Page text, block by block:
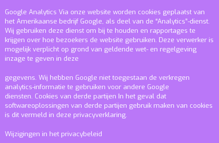
Google Analytics Via onze website worden cookies geplaatst van
het Amerikaanse bedrijf Google, als deel van de “Analytics”-dienst.
Wij gebruiken deze dienst om bij te houden en rapportages te
krijgen over hoe bezoekers de website gebruiken. Deze verwerker is
mogelijk verplicht op grond van geldende wet- en regelgeving
inzage te geven in deze
gegevens. Wij hebben Google niet toegestaan de verkregen
analytics-informatie te gebruiken voor andere Google
diensten. Cookies van derde partijen In het geval dat
softwareoplossingen van derde partijen gebruik maken van cookies
is dit vermeld in deze privacyverklaring.
Wijzigingen in het privacybeleid